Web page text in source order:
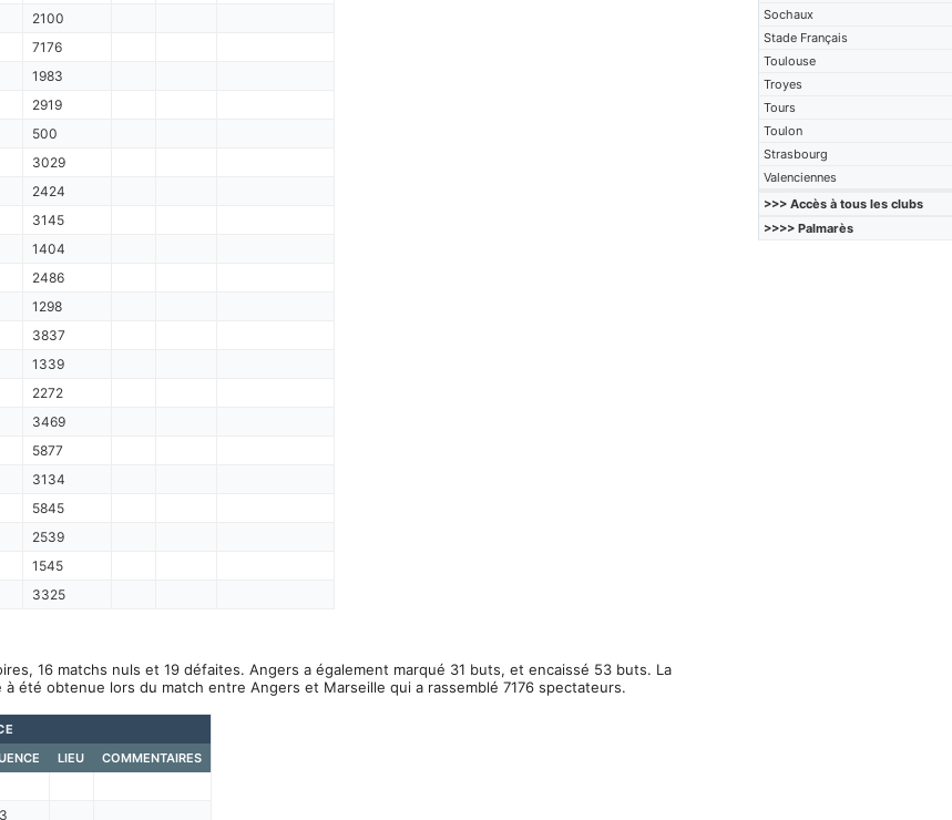
Sochaux
Stade Français
Toulouse
Troyes
Tours
Toulon
Strasbourg
Valenciennes
>>> Accès à tous les clubs
>>>> Palmarès
2100
7176
1983
2919
500
3029
2424
3145
1404
2486
1298
3837
1339
2272
3469
5877
3134
5845
2539
1545
3325
16 matchs nuls et 19 défaites. Angers a également marqué 31 buts, et encaissé 53 buts. La
été obtenue lors du match entre Angers et Marseille qui a rassemblé 7176 spectateurs.
LIEU COMMENTAIRES